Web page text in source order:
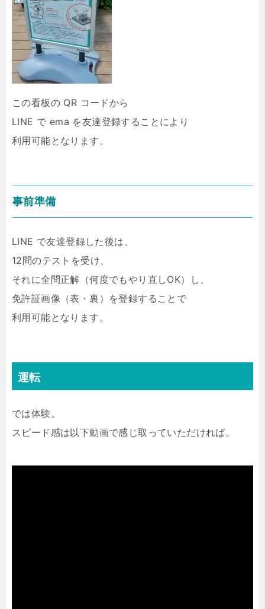
この看板の QR コードから
LINE で ema を友達登録することにより
利用可能となります。
事前準備
LINE で友達登録した後は、
12問のテストを受け、
それに全問正解（何度でもやり直しOK）し、
免許証画像（表・裏）を登録することで
利用可能となります。
運転
では体験。
スピード感は以下動画で感じ取っていただければ。